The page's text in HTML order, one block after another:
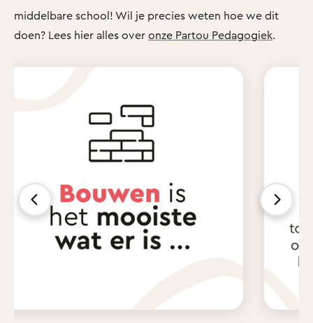
middelbare school! Wil je precies weten hoe we dit
doen? Lees hier alles over onze Partou Pedagogiek.